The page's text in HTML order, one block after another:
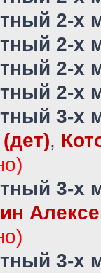
2-х
2-х
2-х
2-х
3-х
,
3-х
3-х